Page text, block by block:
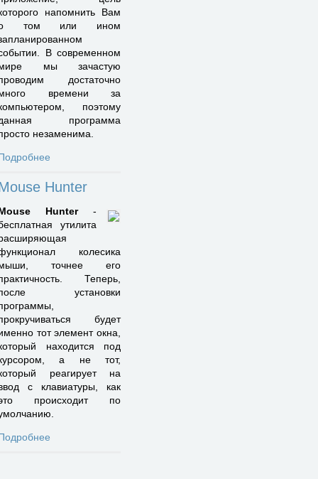
напомнить Вам
том или ином
В современном
мы зачастую
достаточно
времени за
поэтому
программа
незаменима.
Hunter
Hunter-
утилита
колесика
точнее его
Теперь,
установки
будет
тот элемент окна,
находится под
а не тот,
реагирует на
с клавиатуры, как
происходит по